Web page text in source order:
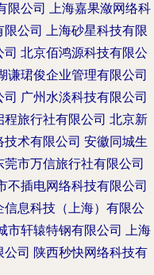
限公司 上海嘉果潋网络科
限公司 上海砂星科技有限
司 北京佰鸿源科技有限公
谦珺俊企业管理有限公司
司 广州水淡科技有限公司
旅行社有限公司 北京新
技术有限公司 安徽同城生
莞市万信旅行社有限公司
不插电网络科技有限公司
信息科技（上海）有限公
市轩辕特钢有限公司 上海
公司 陕西秒快网络科技有